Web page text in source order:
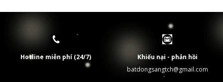
Hotline miễn phí (24/7)
Khiếu nại - phản hồi
batdongsangtch@gmail.com